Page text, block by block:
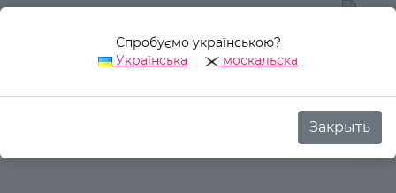
Как избавиться от
Спробуємо українською?
Українська
москальска
Закрыть